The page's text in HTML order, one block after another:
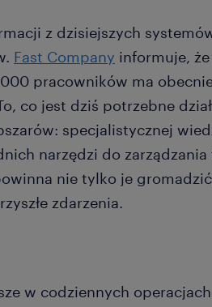
z dzisiejszych
Fast Company informuje,
pracowników ma obecnie
co jest dziś potrzebne
specjalistycznej
narzędzi do zarządzania
nie tylko je
zdarzenia.
w codziennych